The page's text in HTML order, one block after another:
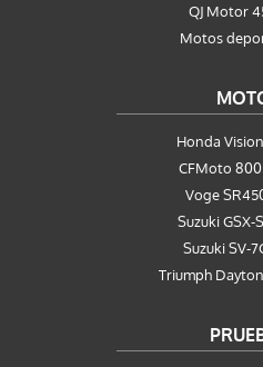
QJ Motor
Motos
Honda
CFMoto
Voge
Suzuki GSX-
Suzuki SV-
Triumph